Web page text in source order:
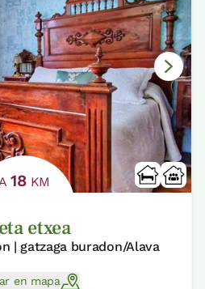
A18KM
etxea
| gatzaga buradon/Alava
en mapa